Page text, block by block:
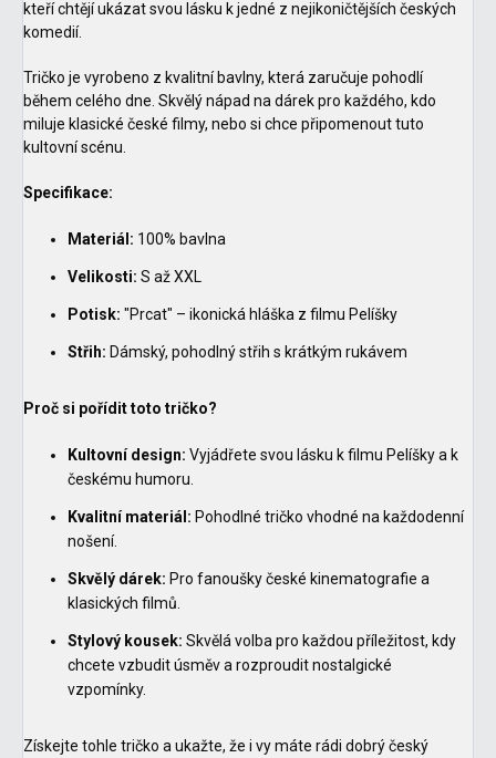
kteří chtějí ukázat svou lásku k jedné z nejikoničtějších českých
komedií.
Tričko je vyrobeno z kvalitní bavlny, která zaručuje pohodlí
během celého dne. Skvělý nápad na dárek pro každého, kdo
miluje klasické české filmy, nebo si chce připomenout tuto
kultovní scénu.
Specifikace:
Materiál: 100% bavlna
Velikosti: S až XXL
Potisk: "Prcat" – ikonická hláška z filmu Pelíšky
Střih: Dámský, pohodlný střih s krátkým rukávem
Proč si pořídit toto tričko?
Kultovní design: Vyjádřete svou lásku k filmu Pelíšky a k
českému humoru.
Kvalitní materiál: Pohodlné tričko vhodné na každodenní
nošení.
Skvělý dárek: Pro fanoušky české kinematografie a
klasických filmů.
Stylový kousek: Skvělá volba pro každou příležitost, kdy
chcete vzbudit úsměv a rozproudit nostalgické
vzpomínky.
Získejte tohle tričko a ukažte, že i vy máte rádi dobrý český